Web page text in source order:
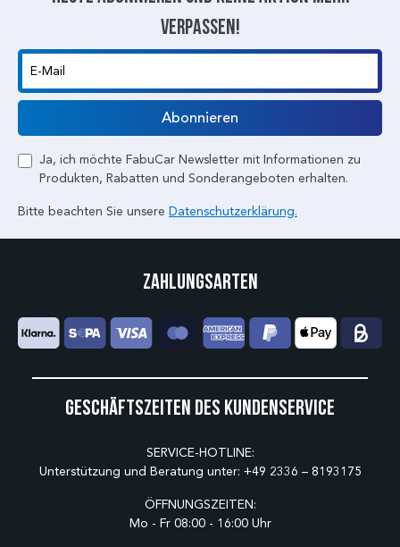
verpassen!
E-Mail
Abonnieren
Ja, ich möchte FabuCar Newsletter mit Informationen zu
Produkten, Rabatten und Sonderangeboten erhalten.
Bitte beachten Sie unsere Datenschutzerklärung.
Geschäftszeiten des Kundenservice
SERVICE-HOTLINE:
Unterstützung und Beratung unter: +49 2336 – 8193175
ÖFFNUNGSZEITEN:
Mo - Fr 08:00 - 16:00 Uhr
Zahlungsarten